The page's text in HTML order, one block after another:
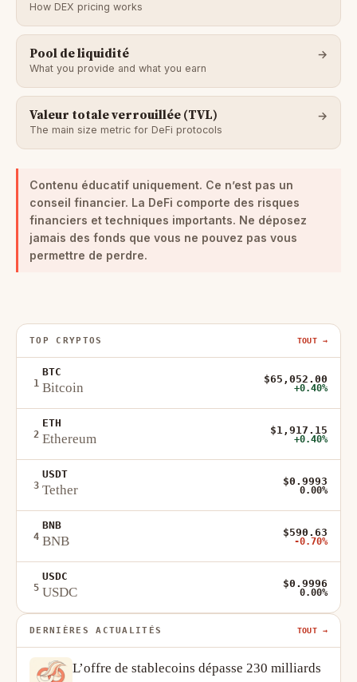
How DEX pricing works
Pool de liquidité
What you provide and what you earn
Valeur totale verrouillée (TVL)
The main size metric for DeFi protocols
Contenu éducatif uniquement. Ce n’est pas un
conseil financier. La DeFi comporte des risques
financiers et techniques importants. Ne déposez
jamais des fonds que vous ne pouvez pas vous
permettre de perdre.
TOP CRYPTOS TOUT →
1
BTC
Bitcoin
$65,052.00
+0.40%
2
ETH
Ethereum
$1,917.15
+0.40%
3
USDT
Tether
$0.9993
0.00%
4
BNB
BNB
$590.63
-0.70%
5
USDC
USDC
$0.9996
0.00%
DERNIÈRES ACTUALITÉS TOUT →
L’offre de stablecoins dépasse 230 milliards